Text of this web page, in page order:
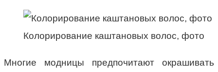
Колорирование каштановых волос, фото
Многие модницы предпочитают окрашивать